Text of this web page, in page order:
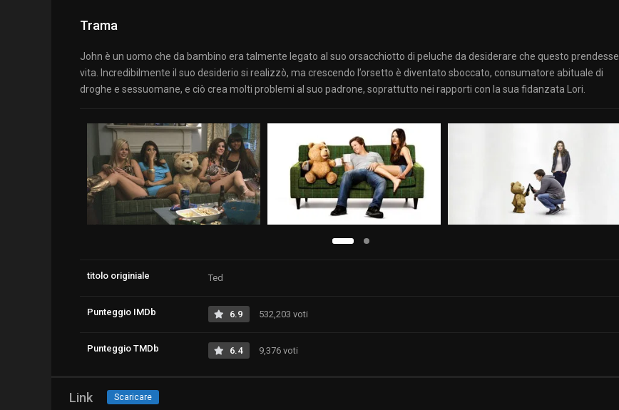
Trama
John è un uomo che da bambino era talmente legato al suo orsacchiotto di peluche da desiderare che questo prendesse
vita. Incredibilmente il suo desiderio si realizzò, ma crescendo l’orsetto è diventato sboccato, consumatore abituale di
droghe e sessuomane, e ciò crea molti problemi al suo padrone, soprattutto nei rapporti con la sua fidanzata Lori.
titolo originiale Ted
Punteggio IMDb 6.9 532,203 voti
Punteggio TMDb 6.4 9,376 voti
Link Scaricare